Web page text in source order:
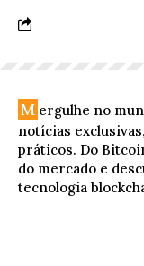
M ergulhe no
notícias
práticos. Do
do mercado e
tecnologia